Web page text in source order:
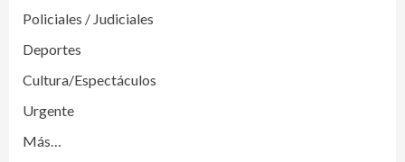
Policiales / Judiciales
Deportes
Cultura/Espectáculos
Urgente
Más…